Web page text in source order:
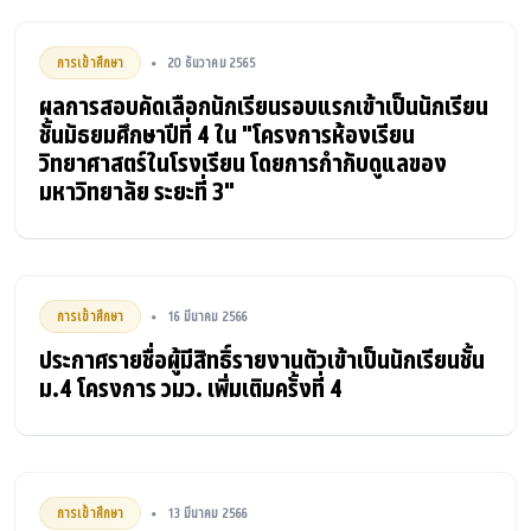
การเข้าศึกษา • 20 ธันวาคม 2565
ผลการสอบคัดเลือกนักเรียนรอบแรกเข้าเป็นนักเรียน
ชั้นมัธยมศึกษาปีที่ 4 ใน "โครงการห้องเรียน
วิทยาศาสตร์ในโรงเรียน โดยการกำกับดูแลของ
มหาวิทยาลัย ระยะที่ 3"
การเข้าศึกษา • 16 มีนาคม 2566
ประกาศรายชื่อผู้มีสิทธิ์รายงานตัวเข้าเป็นนักเรียนชั้น
ม.4 โครงการ วมว. เพิ่มเติมครั้งที่ 4
การเข้าศึกษา • 13 มีนาคม 2566